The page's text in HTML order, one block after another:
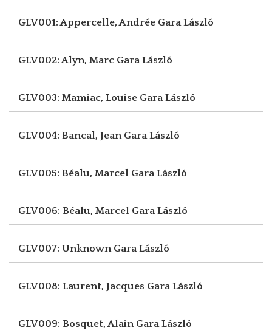
GLV001: Appercelle, Andrée Gara László
GLV002: Alyn, Marc Gara László
GLV003: Mamiac, Louise Gara László
GLV004: Bancal, Jean Gara László
GLV005: Béalu, Marcel Gara László
GLV006: Béalu, Marcel Gara László
GLV007: Unknown Gara László
GLV008: Laurent, Jacques Gara László
GLV009: Bosquet, Alain Gara László